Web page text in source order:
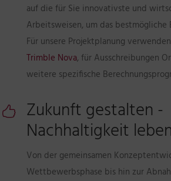
auf die für Sie innovativste und
Arbeitsweisen, um das bestmögliche
Für unsere Projektplanung
Trimble Nova, für Ausschreibungen
weitere spezifische
Zukunft gestalten -
Nachhaltigkeit
Von der gemeinsamen
Wettbewerbsphase bis hin zur